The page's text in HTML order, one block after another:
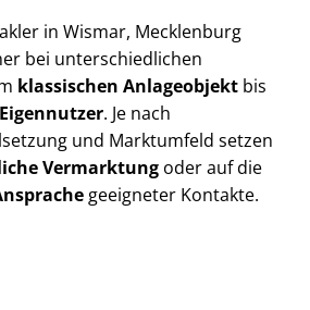
in Wismar, Mecklenburg
bei un­ter­schied­li­chen
klassischen Anlageobjekt bis
. Je nach
und Marktumfeld setzen
Vermarktung oder auf die
geeigneter Kontakte.